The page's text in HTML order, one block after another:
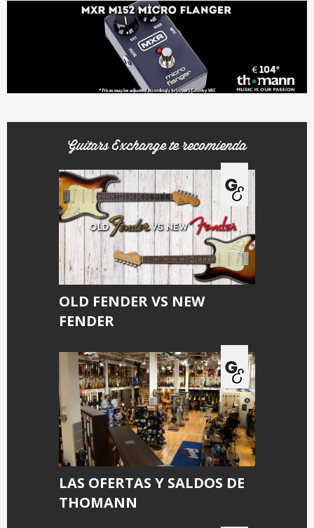
Guitars Exchange te recomienda
OLD FENDER VS NEW
FENDER
LAS OFERTAS Y SALDOS DE
THOMANN